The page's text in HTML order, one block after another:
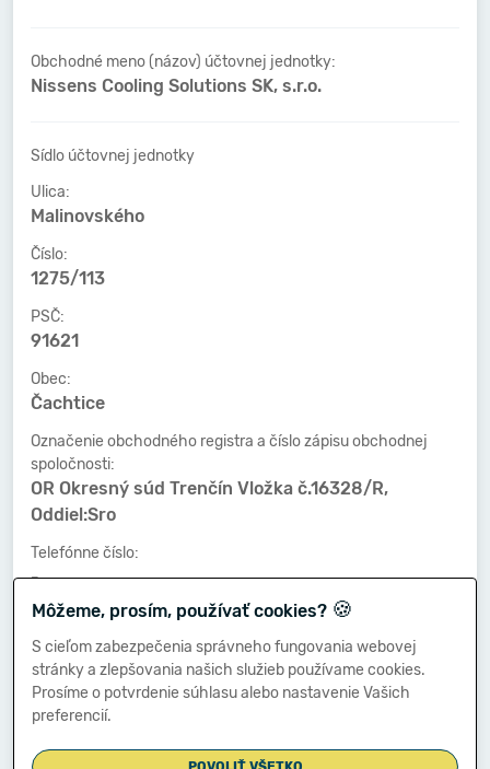
Obchodné meno (názov) účtovnej jednotky:
Nissens Cooling Solutions SK, s.r.o.
Sídlo účtovnej jednotky
Ulica:
Malinovského
Číslo:
1275/113
PSČ:
91621
Obec:
Čachtice
Označenie obchodného registra a číslo zápisu obchodnej
spoločnosti:
OR Okresný súd Trenčín Vložka č.16328/R,
Oddiel:Sro
Telefónne číslo:
-
Faxové číslo:
-
E-mailová adresa:
-
Môžeme, prosím, používať cookies? 🍪
S cieľom zabezpečenia správneho fungovania webovej
stránky a zlepšovania našich služieb používame cookies.
Prosíme o potvrdenie súhlasu alebo nastavenie Vašich
preferencií.